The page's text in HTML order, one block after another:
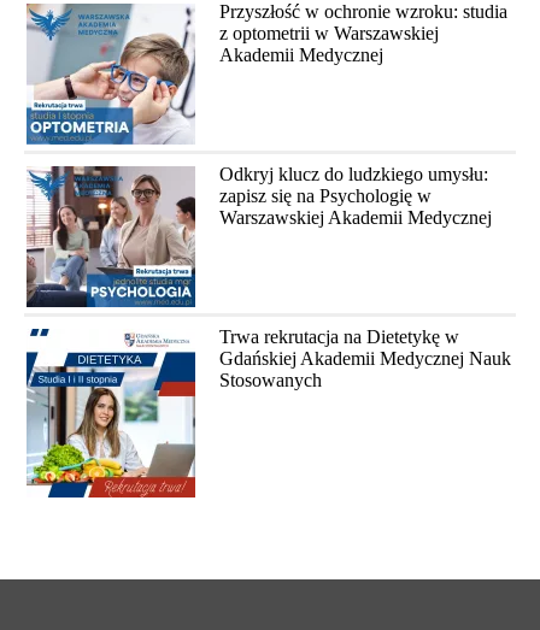
Przyszłość w ochronie wzroku: studia
z optometrii w Warszawskiej
Akademii Medycznej
Odkryj klucz do ludzkiego umysłu:
zapisz się na Psychologię w
Warszawskiej Akademii Medycznej
Trwa rekrutacja na Dietetykę w
Gdańskiej Akademii Medycznej Nauk
Stosowanych